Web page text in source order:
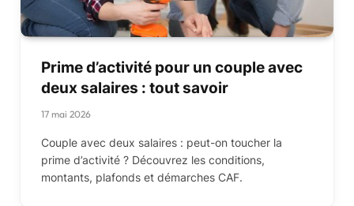
Prime d’activité pour un couple avec
deux salaires : tout savoir
17 mai 2026
Couple avec deux salaires : peut-on toucher la
prime d’activité ? Découvrez les conditions,
montants, plafonds et démarches CAF.